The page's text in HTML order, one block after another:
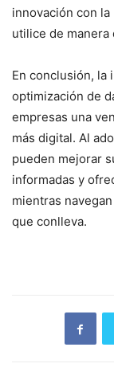
innovación con
utilice de manera
En conclusión,
optimización de
empresas una
más digital. Al
pueden mejorar
informadas y
mientras
que conlleva.